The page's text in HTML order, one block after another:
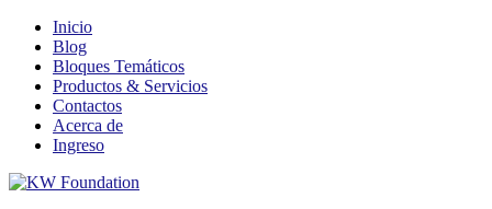
Inicio
Blog
Bloques Temáticos
Productos & Servicios
Contactos
Acerca de
Ingreso